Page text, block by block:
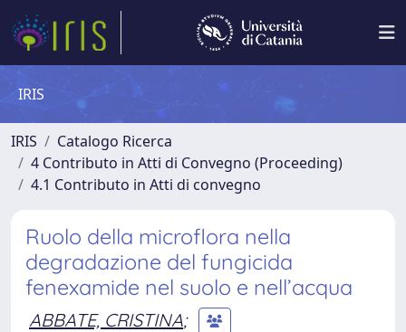
IRIS
IRIS
Catalogo Ricerca
4 Contributo in Atti di Convegno (Proceeding)
4.1 Contributo in Atti di convegno
Ruolo della microflora nella
degradazione del fungicida
fenexamide nel suolo e nell’acqua
ABBATE, CRISTINA;